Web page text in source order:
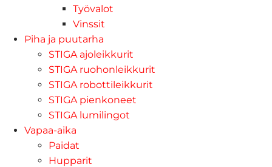
Työvalot
Vinssit
Piha ja puutarha
STIGA ajoleikkurit
STIGA ruohonleikkurit
STIGA robottileikkurit
STIGA pienkoneet
STIGA lumilingot
Vapaa-aika
Paidat
Hupparit